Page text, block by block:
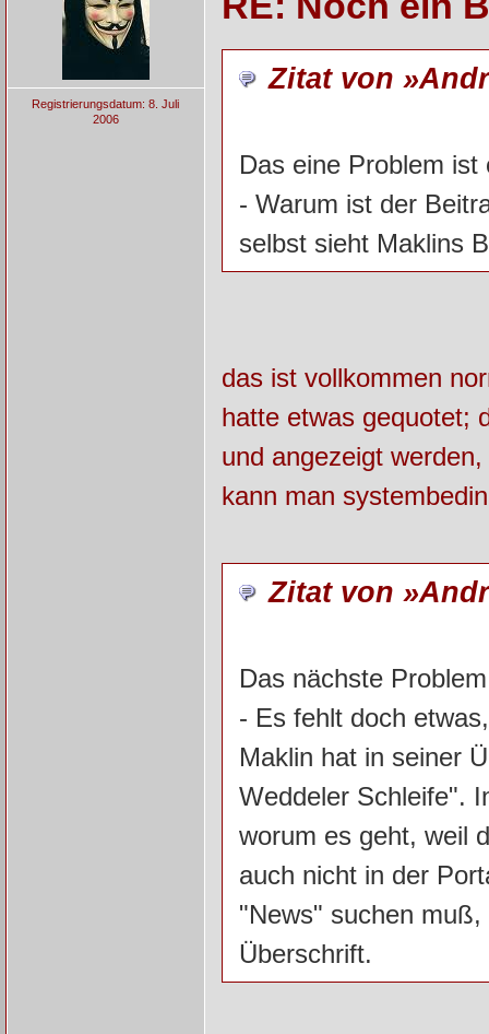
Registrierungsdatum: 8. Juli
2006
Zitat von
Das eine Problem ist
- Warum ist der
selbst sieht Maklins
das ist vollkommen
hatte etwas gequotet;
und angezeigt
kann man
Zitat von
Das nächste
- Es fehlt doch
Maklin hat in seiner
Weddeler Schleife".
worum es geht, weil
auch nicht in der
"News" suchen
Überschrift.